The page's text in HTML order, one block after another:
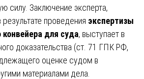
силу. Заключение эксперта,
проведения экспертизы
конвейера для суда, выступает в
доказательства (ст. 71 ГПК РФ,
оценке судом в
материалами дела.